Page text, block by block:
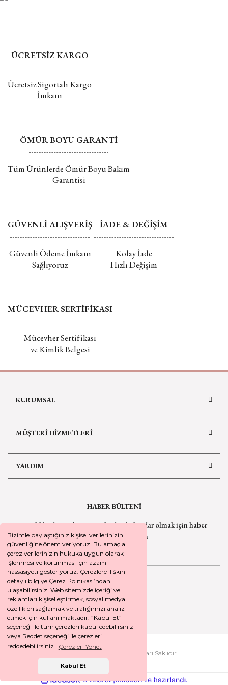
Bizimle paylaştığınız kişisel verilerinizin
güvenliğine önem veriyoruz. Bu amaçla
çerez verilerinizin hukuka uygun olarak
işlenmesi ve korunması için azami
hassasiyeti gösteriyoruz. Çerezlere ilişkin
detaylı bilgiye Çerez Politikası’ndan
ulaşabilirsiniz. Web sitemizde içeriği ve
reklamları kişiselleştirmek, sosyal medya
özellikleri sağlamak ve trafiğimizi analiz
etmek için kullanılmaktadır. “Kabul Et”
seçeneği ile tüm çerezleri kabul edebilirsiniz
veya Reddet seçeneği ile çerezleri
reddedebilirsiniz. Çerezleri Yönet
Kabul Et
ÜCRETSİZ KARGO
Ücretsiz Sigortalı Kargo
İmkanı
ÖMÜR BOYU GARANTİ
Tüm Ürünlerde Ömür Boyu Bakım
Garantisi
GÜVENLİ ALIŞVERİŞ
Güvenli Ödeme İmkanı
Sağlıyoruz
İADE & DEĞİŞİM
Kolay İade
Hızlı Değişim
MÜCEVHER SERTİFİKASI
Mücevher Sertifikası
ve Kimlik Belgesi
KURUMSAL
MÜŞTERİ HİZMETLERİ
YARDIM
HABER BÜLTENİ
Yeniliklerden ve kampanyalardan haberdar olmak için haber
bültenimize kaydolun
KAYDOL
2026 © SEYREKOGLU. Tüm Hakları Saklıdır.
ideasoft e-